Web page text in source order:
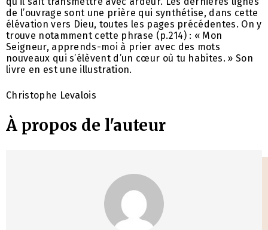
de l’ouvrage sont une prière qui synthétise, dans cette
élévation vers Dieu, toutes les pages précédentes. On y
trouve notamment cette phrase (p.214) : « Mon
Seigneur, apprends-moi à prier avec des mots
nouveaux qui s’élèvent d’un cœur où tu habites. » Son
livre en est une illustration.
Christophe Levalois
À propos de l'auteur